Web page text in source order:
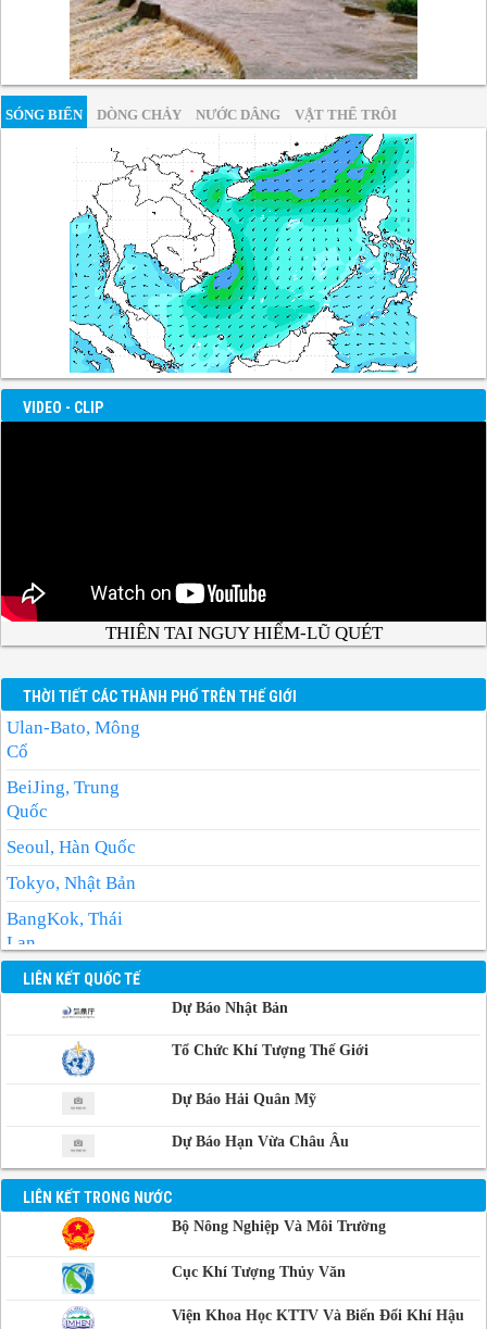
SÓNG BIỂN DÒNG CHẢY NƯỚC DÂNG VẬT THỂ TRÔI
VIDEO - CLIP
THIÊN TAI NGUY HIỂM-LŨ QUÉT
THỜI TIẾT CÁC THÀNH PHỐ TRÊN THẾ GIỚI
Ulan-Bato, Mông
Cổ
BeiJing, Trung
Quốc
Seoul, Hàn Quốc
Tokyo, Nhật Bản
BangKok, Thái
Lan
Manila, Philippin
Phnom-Penh,
Campuchia
LIÊN KẾT QUỐC TẾ
Dự Báo Nhật Bản
Tổ Chức Khí Tượng Thế Giới
Dự Báo Hải Quân Mỹ
Dự Báo Hạn Vừa Châu Âu
LIÊN KẾT TRONG NƯỚC
Bộ Nông Nghiệp Và Môi Trường
Cục Khí Tượng Thủy Văn
Viện Khoa Học KTTV Và Biến Đổi Khí Hậu